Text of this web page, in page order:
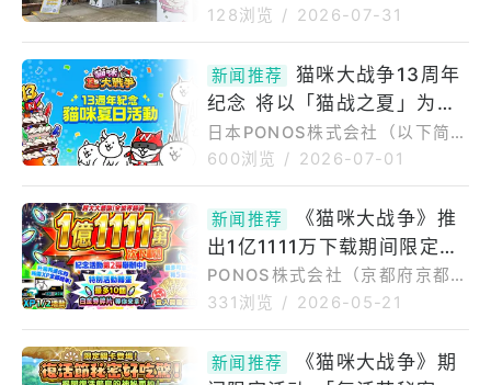
典」活动
游戏《猫咪大战争》迎接13周
戏截至目前为止全球下载量已正
式突破1亿1,110万次，繁体中文
版约占6.8％并持续成长。《猫咪
大战争》13周年「猫咪夏日庆
典」今日登场《猫咪大战争》13
日庆
128浏览 / 2026-07-31
新闻推荐
猫咪大战争13周年
纪念 将以「猫战之夏」为主
轴推出3波夏日限定活动
日本PONOS株式会社（以下简称
「PONOS」）旗下超人气手机游
012年推出），凭借个性鲜明的
角色与独特世界观受到全球玩家
支持。为纪念游戏13周年，PON
OS将于今夏以「猫战之夏」为主
轴，推出3波夏日限定活动。官
牌「粥大福」与天成饭店集团旗
600浏览 / 2026-07-01
新闻推荐
《猫咪大战争》推
出1亿1111万下载期间限定纪
念活动第 2 弹
PONOS株式会社（京都府京都
市）所开发的手机APP游戏《猫
将于2026年5月21日（四）11:0
331浏览 / 2026-05-21
新闻推荐
《猫咪大战争》期